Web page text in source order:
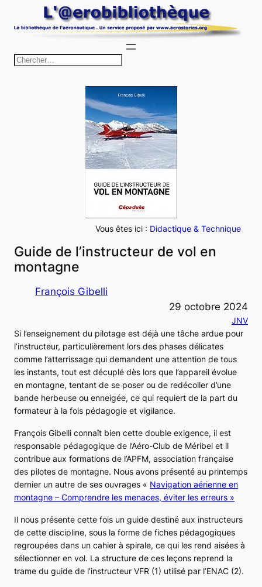
au
c
h
e
r
c
h
e
r
Vous êtes ici : Didactique & Technique
Guide de l’instructeur de vol en
montagne
François Gibelli
29 octobre 2024
JNV
Si l’enseignement du pilotage est déjà une tâche ardue pour
l’instructeur, particulièrement lors des phases délicates
comme l’atterrissage qui demandent une attention de tous
les instants, tout est décuplé dès lors que l’appareil évolue
en montagne, tentant de se poser ou de redécoller d’une
bande herbeuse ou enneigée, ce qui requiert de la part du
formateur à la fois pédagogie et vigilance.
François Gibelli connaît bien cette double exigence, il est
responsable pédagogique de l’Aéro-Club de Méribel et il
contribue aux formations de l’APFM, association française
des pilotes de montagne. Nous avons présenté au printemps
dernier un autre de ses ouvrages « Navigation aérienne en
montagne – Comprendre les menaces, éviter les erreurs »
Il nous présente cette fois un guide destiné aux instructeurs
de cette discipline, sous la forme de fiches pédagogiques
regroupées dans un cahier à spirale, ce qui les rend aisées à
sélectionner en vol. La structure de ces leçons reprend la
trame du guide de l’instructeur VFR (1) utilisé par l’ENAC (2).